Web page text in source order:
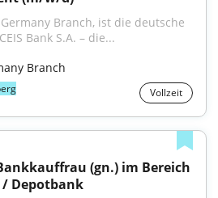
Germany Branch, ist die deutsche
Bank S.A. – die...
Branch
Vollzeit
(gn.) im Bereich
Depotbank